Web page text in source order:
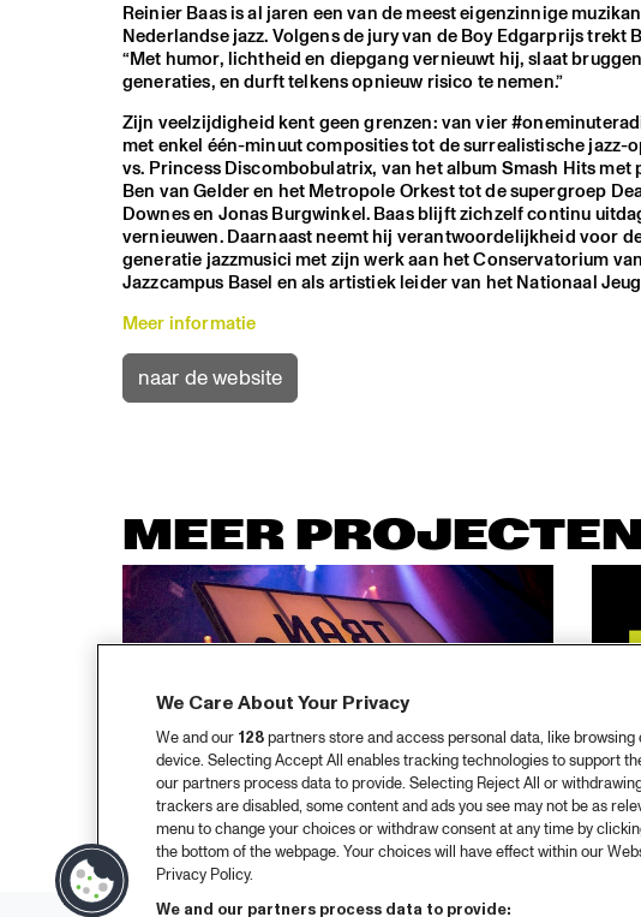
Reinier Baas is al jaren een van de meest eigenzinnige
Nederlandse jazz. Volgens de jury van de Boy Edgarprijs trekt
“Met humor, lichtheid en diepgang vernieuwt hij, slaat
generaties, en durft telkens opnieuw risico te nemen.”
Zijn veelzijdigheid kent geen grenzen: van vier
met enkel één-minuut composities tot de surrealistische jazz-
vs. Princess Discombobulatrix, van het album Smash Hits
Ben van Gelder en het Metropole Orkest tot de supergroep
Downes en Jonas Burgwinkel. Baas blijft zichzelf continu
vernieuwen. Daarnaast neemt hij verantwoordelijkheid voor
generatie jazzmusici met zijn werk aan het Conservatorium
Jazzcampus Basel en als artistiek leider van het Nationaal
Meer informatie
naar de website
MEER PROJECTEN
We Care About Your Privacy
We and our 128partners store and access personal data, like
device. Selecting Accept All enables tracking technologies to support
our partners process data to provide. Selecting Reject All or
trackers are disabled, some content and ads you see may not be as
menu to change your choices or withdraw consent at any time by
the bottom of the webpage. Your choices will have effect within our
Privacy Policy.
We and our partners process data to provide: